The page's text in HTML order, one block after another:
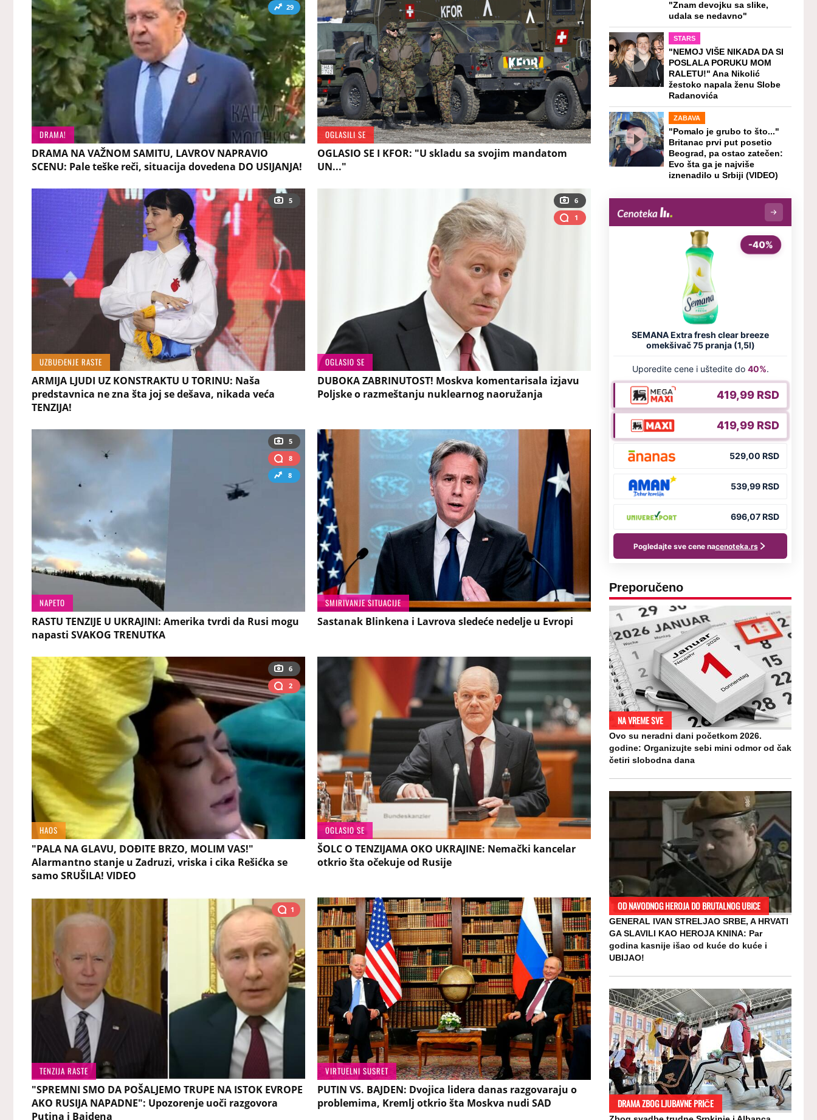
29
DRAMA!
DRAMA NA VAŽNOM SAMITU, LAVROV NAPRAVIO
SCENU: Pale teške reči, situacija dovedena DO USIJANJA!
OGLASILI SE
OGLASIO SE I KFOR: "U skladu sa svojim mandatom
UN..."
5
UZBUĐENJE RASTE
ARMIJA LJUDI UZ KONSTRAKTU U TORINU: Naša
predstavnica ne zna šta joj se dešava, nikada veća
TENZIJA!
6
1
OGLASIO SE
DUBOKA ZABRINUTOST! Moskva komentarisala izjavu
Poljske o razmeštanju nuklearnog naoružanja
5
8
8
NAPETO
RASTU TENZIJE U UKRAJINI: Amerika tvrdi da Rusi mogu
napasti SVAKOG TRENUTKA
SMIRIVANJE SITUACIJE
Sastanak Blinkena i Lavrova sledeće nedelje u Evropi
6
2
HAOS
"PALA NA GLAVU, DOĐITE BRZO, MOLIM VAS!"
Alarmantno stanje u Zadruzi, vriska i cika Rešićka se
samo SRUŠILA! VIDEO
OGLASIO SE
ŠOLC O TENZIJAMA OKO UKRAJINE: Nemački kancelar
otkrio šta očekuje od Rusije
1
TENZIJA RASTE
"SPREMNI SMO DA POŠALJEMO TRUPE NA ISTOK EVROPE
AKO RUSIJA NAPADNE": Upozorenje uoči razgovora
Putina i Bajdena
VIRTUELNI SUSRET
PUTIN VS. BAJDEN: Dvojica lidera danas razgovaraju o
problemima, Kremlj otkrio šta Moskva nudi SAD
"Znam devojku sa slike,
udala se nedavno"
STARS
"NEMOJ VIŠE NIKADA DA SI
POSLALA PORUKU MOM
RALETU!" Ana Nikolić
žestoko napala ženu Slobe
Radanovića
ZABAVA
"Pomalo je grubo to što..."
Britanac prvi put posetio
Beograd, pa ostao zatečen:
Evo šta ga je najviše
iznenadilo u Srbiji (VIDEO)
Preporučeno
NA VREME SVE
Ovo su neradni dani početkom 2026.
godine: Organizujte sebi mini odmor od čak
četiri slobodna dana
OD NAVODNOG HEROJA DO BRUTALNOG UBICE
GENERAL IVAN STRELJAO SRBE, A HRVATI
GA SLAVILI KAO HEROJA KNINA: Par
godina kasnije išao od kuće do kuće i
UBIJAO!
DRAMA ZBOG LJUBAVNE PRIČE